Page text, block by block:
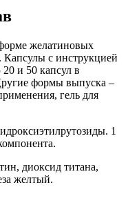
желатиновых
Капсулы с инструкцией
и 50 капсул в
формы выпуска –
гель для
1
диоксид титана,
желтый.